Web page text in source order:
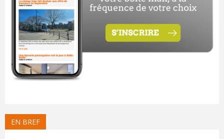
EN BREF